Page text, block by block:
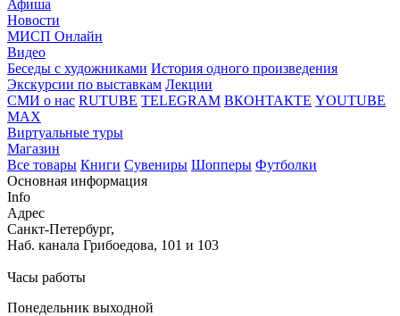
Афиша
Новости
МИСП Онлайн
Видео
Беседы с художниками История одного произведения
Экскурсии по выставкам Лекции
СМИ о нас RUTUBE TELEGRAM ВКОНТАКТЕ YOUTUBE
MAX
Виртуальные туры
Магазин
Все товары Книги Сувениры Шопперы Футболки
Основная информация
Info
Адрес
Санкт-Петербург,
Наб. канала Грибоедова, 101 и 103
Часы работы
Понедельник выходной